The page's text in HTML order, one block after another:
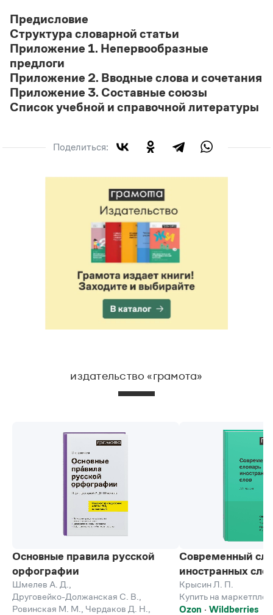
Монологи
Интервью
Лекции и подкасты
Рекомендуем
Учебник Грамоты
Интерактивные упражнения: от простого к сложному
Скороговорки
Учебники и справочники
Предисловие
Структура словарной статьи
Приложение 1. Непервообразные
предлоги
Приложение 2. Вводные слова и сочетания
Приложение 3. Составные союзы
Список учебной и справочной литературы
Поделиться:
издательство «грамота»
Основные правила русской
орфографии
Шмелев А. Д.
Друговейко-Должанская С. В.
Ровинская М. М.
Чердаков Д. Н.
Современный
иностранных слов
Крысин Л. П.
Купить на
Ozon
Wildberries